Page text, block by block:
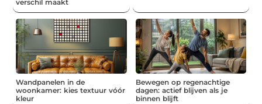
verschil maakt
Wandpanelen in de
woonkamer: kies textuur vóór
kleur
Bewegen op regenachtige
dagen: actief blijven als je
binnen blijft